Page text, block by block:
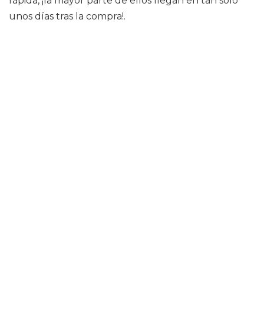
unos días tras la compra!.